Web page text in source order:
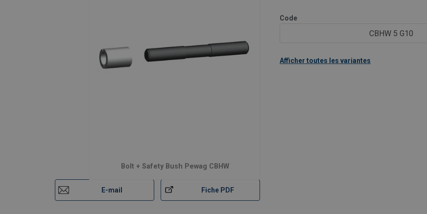
Bolt + Safety Bush Pewag CBHW
E-mail Fiche PDF
Code
CBHW 5 G10
Afficher toutes les variantes